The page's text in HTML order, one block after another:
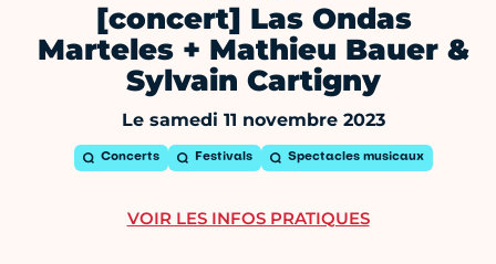
[concert] Las Ondas
Marteles + Mathieu Bauer &
Sylvain Cartigny
Le samedi 11 novembre 2023
Concerts Festivals Spectacles musicaux
VOIR LES INFOS PRATIQUES